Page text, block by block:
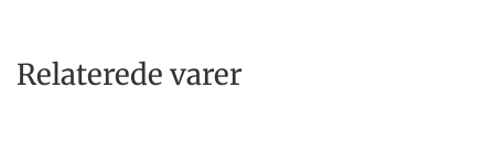
Relaterede varer